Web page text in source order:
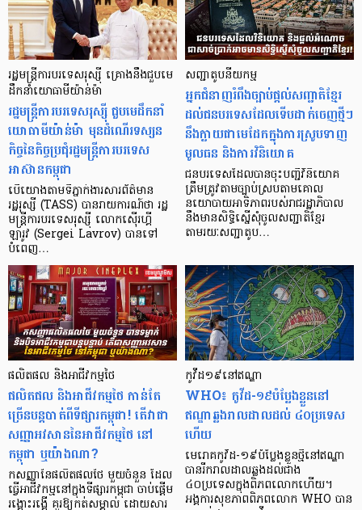
រដ្ឋមន្ត្រីការបរទេសរុស្ស៊ី គ្រោងនឹងជួបមេ
ដឹកនាំយោធាមីយ៉ាន់ម៉ា
រដ្ឋមន្ត្រីការបរទេសរុស្ស៊ី ជួបមេដឹកនាំ
យោធាមីយ៉ាន់ម៉ា មុនដំណើរទស្សន
កិច្ចនៃកិច្ចប្រជុំរដ្ឋមន្ត្រីការបរទេស
អាស៊ានកម្ពុជា
បើយោងតាមទីភ្នាក់ងារសារព័ត៌មាន
រដ្ឋរុស្សី (TASS) បានរាយការណ៍ថា រដ្ឋ
មន្ត្រីការបរទេសរុស្ស៊ី លោកស៊ើរហ្គី
ឡារូវ (Sergei Lavrov) បានទៅ
បំពេញ…
សញ្ជាតូបនីយកម្ម
អ្នកជំនាញរំពឹងច្បាប់ផ្តល់សញ្ជាតិខ្មែរ
ដល់ជនបរទេសដែលទើបដាក់ចេញថ្មីៗ
នឹងក្លាយជាមេដែកក្នុងការស្រូបទាញ
មូលធន និងការវិនិយោគ
ជនបរទេសដែលបានចុះបញ្ជីវិនិយោគ
ត្រឹមត្រូវតាមច្បាប់ស្របតាមគោល
នយោបាយអាទិភាពរបស់រាជរដ្ឋាភិបាល
នឹងមានសិទ្ធិស្នើសុំចូលសញ្ជាតិខ្មែរ
តាមរយៈសញ្ជាតូប…
ផលិតផល និងអាជីវកម្មថៃ
ផលិតផល និងអាជីវកម្មថៃ កាន់តែ
ច្រើនបន្ដបាត់ពីទីផ្សារកម្ពុជា! តើវាជា
សញ្ញាអវសាននៃអាជីវកម្មថៃ នៅ
កម្ពុជា ឬយ៉ាងណា?
កសញ្ញានៃផលិតផលថៃ មួយចំនួន ដែល
ធ្វើអាជីវកម្មនៅក្នុងទីផ្សារកម្ពុជា ចាប់ផ្ដើម
រង្គោះរង្គើ គួរឱ្យកត់សម្គាល់ ដោយសារ
កូវីដ១៩នៅឥណ្ឌា
WHO៖ កូវីដ-១៩បំប្លែងខ្លួននៅ
ឥណ្ឌាឆ្លងរាលដាលដល់ ៤០ប្រទេស
ហើយ
មេរោគកូវីដ-១៩បំប្លែងខ្លួនថ្មីនៅឥណ្ឌា
បានរីករាលដាលឆ្លងដល់ជាង
៤០ប្រទេសក្នុងពិភពលោកហើយ។
អង្គការសុខភាពពិភពលោក WHO បាន